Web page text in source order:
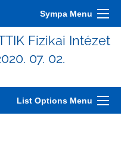
Sympa Menu
Fizikai Intézet
07. 02.
List Options Menu